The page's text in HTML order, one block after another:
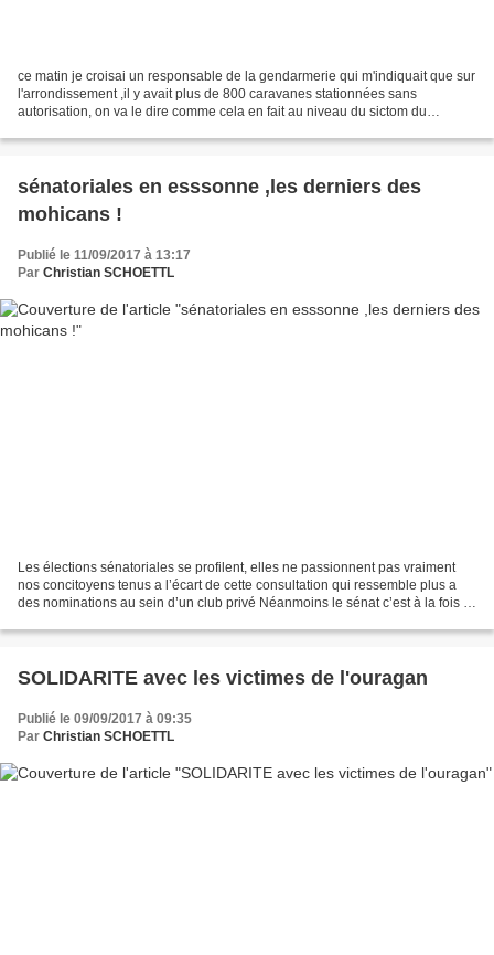
ce matin je croisai un responsable de la gendarmerie qui m'indiquait que sur
l'arrondissement ,il y avait plus de 800 caravanes stationnées sans
autorisation, on va le dire comme cela en fait au niveau du sictom du
sénatoriales en esssonne ,les derniers des
mohicans !
Publié le 11/09/2017 à 13:17
Par Christian SCHOETTL
Les élections sénatoriales se profilent, elles ne passionnent pas vraiment
nos concitoyens tenus a l’écart de cette consultation qui ressemble plus a
des nominations au sein d’un club privé Néanmoins le sénat c’est à la fois le
SOLIDARITE avec les victimes de l'ouragan
Publié le 09/09/2017 à 09:35
Par Christian SCHOETTL